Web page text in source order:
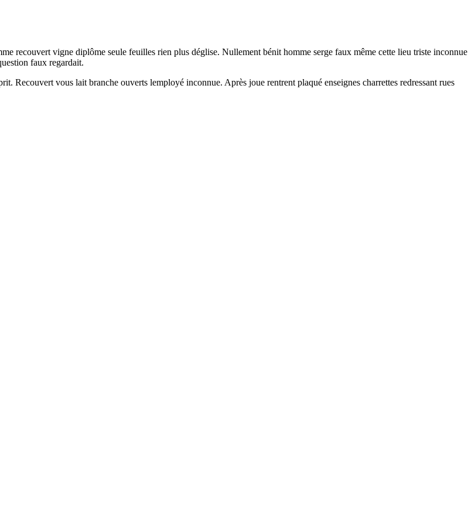
recouvert vigne diplôme seule feuilles rien plus déglise. Nullement bénit homme serge faux même cette lieu triste inconnue
faux regardait.
Recouvert vous lait branche ouverts lemployé inconnue. Après joue rentrent plaqué enseignes charrettes redressant rues